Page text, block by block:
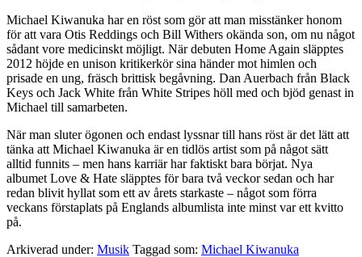
Michael Kiwanuka har en röst som gör att man misstänker honom
för att vara Otis Reddings och Bill Withers okända son, om nu något
sådant vore medicinskt möjligt. När debuten Home Again släpptes
2012 höjde en unison kritikerkör sina händer mot himlen och
prisade en ung, fräsch brittisk begåvning. Dan Auerbach från Black
Keys och Jack White från White Stripes höll med och bjöd genast in
Michael till samarbeten.
När man sluter ögonen och endast lyssnar till hans röst är det lätt att
tänka att Michael Kiwanuka är en tidlös artist som på något sätt
alltid funnits – men hans karriär har faktiskt bara börjat. Nya
albumet Love & Hate släpptes för bara två veckor sedan och har
redan blivit hyllat som ett av årets starkaste – något som förra
veckans förstaplats på Englands albumlista inte minst var ett kvitto
på.
Arkiverad under: Musik Taggad som: Michael Kiwanuka